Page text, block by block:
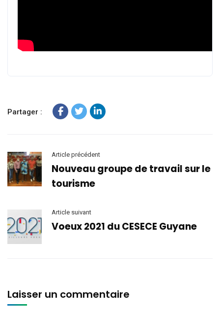
Partager :
Article précédent
Nouveau groupe de travail sur le
tourisme
Article suivant
Voeux 2021 du CESECE Guyane
Laisser un commentaire